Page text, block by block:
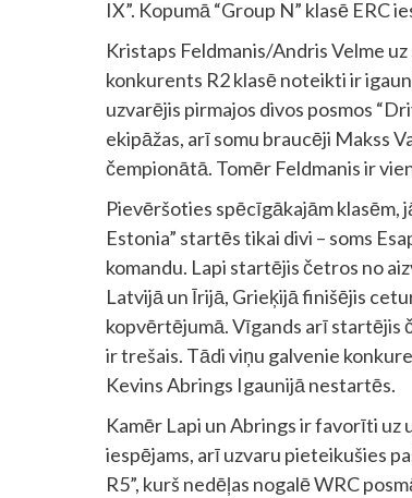
IX”. Kopumā “Group N” klasē ERC
Kristaps Feldmanis/Andris Velme
konkurents R2 klasē noteikti ir
uzvarējis pirmajos divos posmos
ekipāžas, arī somu braucēji Makss
čempionātā. Tomēr Feldmanis ir
Pievēršoties spēcīgākajām klasēm,
Estonia” startēs tikai divi – soms
komandu. Lapi startējis četros no
Latvijā un Īrijā, Grieķijā finišējis
kopvērtējumā. Vīgands arī startējis
ir trešais. Tādi viņu galvenie
Kevins Abrings Igaunijā nestartēs.
Kamēr Lapi un Abrings ir favorīti uz
iespējams, arī uzvaru pieteikušies
R5”, kurš nedēļas nogalē WRC